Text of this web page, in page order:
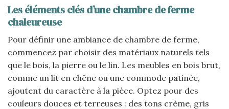
Les éléments clés d’une chambre de ferme
chaleureuse
Pour définir une ambiance de chambre de ferme,
commencez par choisir des matériaux naturels tels
que le bois, la pierre ou le lin. Les meubles en bois brut,
comme un lit en chêne ou une commode patinée,
ajoutent du caractère à la pièce. Optez pour des
couleurs douces et terreuses : des tons crème, gris